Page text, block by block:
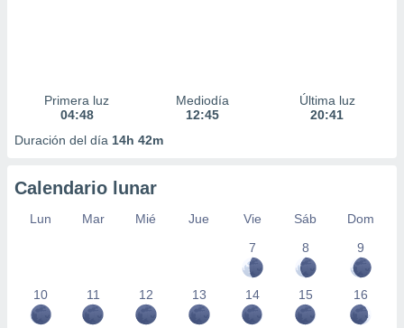
Primera luz
04:48
Mediodía
12:45
Última luz
20:41
Duración del día 14h 42m
Calendario lunar
Lun Mar Mié Jue Vie Sáb
Dom
7
8 9
10 11 12 13 14 15 16